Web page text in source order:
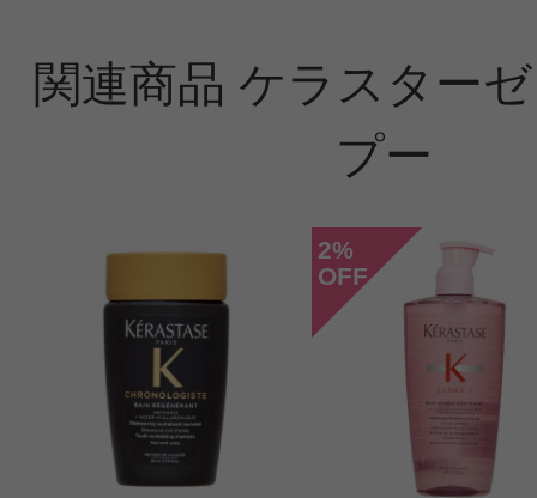
関連商品 ケラスター
プー
2%
OFF